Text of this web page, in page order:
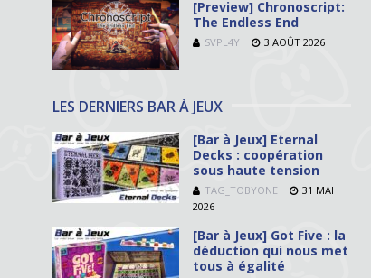
[Preview] Chronoscript:
The Endless End
SVPL4Y 3 AOÛT 2026
LES DERNIERS BAR À JEUX
[Bar à Jeux] Eternal
Decks : coopération
sous haute tension
TAG_TOBYONE
31 MAI
2026
[Bar à Jeux] Got Five : la
déduction qui nous met
tous à égalité